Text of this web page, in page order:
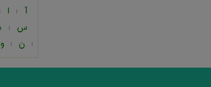
آ | ا
س |
| ن | و